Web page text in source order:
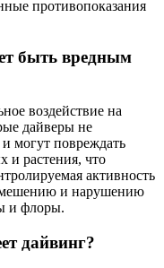
противопоказания
быть вредным
воздействие на
дайверы не
могут повреждать
и растения, что
активность
и нарушению
и флоры.
дайвинг?